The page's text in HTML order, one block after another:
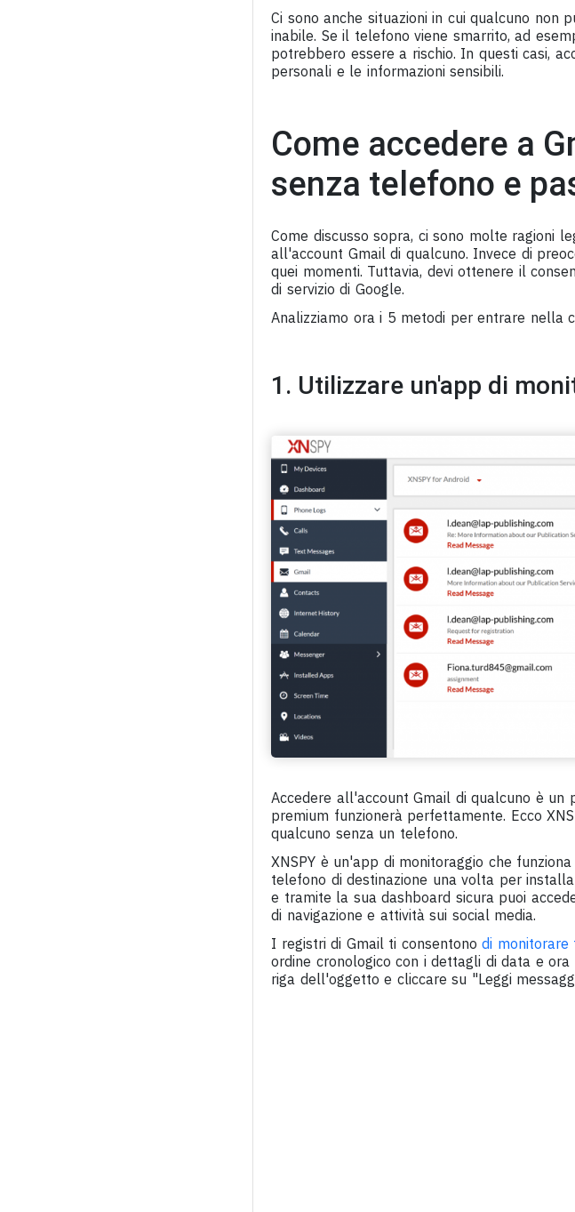
Ci sono anche situazioni in cui qualcuno non
inabile. Se il telefono viene smarrito, ad
potrebbero essere a rischio. In questi casi,
personali e le informazioni sensibili.
Come accedere a
senza telefono e
Come discusso sopra, ci sono molte ragioni
all'account Gmail di qualcuno. Invece di
quei momenti. Tuttavia, devi ottenere il
di servizio di Google.
Analizziamo ora i 5 metodi per entrare nella
1. Utilizzare un'app di
Accedere all'account Gmail di qualcuno è un
premium funzionerà perfettamente. Ecco
qualcuno senza un telefono.
XNSPY è un'app di monitoraggio che
telefono di destinazione una volta per
e tramite la sua dashboard sicura puoi
di navigazione e attività sui social media.
I registri di Gmail ti consentono di
ordine cronologico con i dettagli di data e
riga dell'oggetto e cliccare su "Leggi